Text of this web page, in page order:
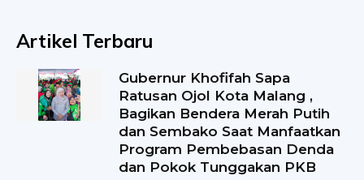
Artikel Terbaru
Gubernur Khofifah Sapa
Ratusan Ojol Kota Malang ,
Bagikan Bendera Merah Putih
dan Sembako Saat Manfaatkan
Program Pembebasan Denda
dan Pokok Tunggakan PKB